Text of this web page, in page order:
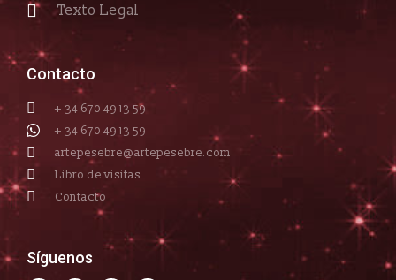
Texto Legal
Contacto
+ 34 670 49 13 59
+ 34 670 49 13 59
artepesebre@artepesebre.com
Libro de visitas
Contacto
Síguenos